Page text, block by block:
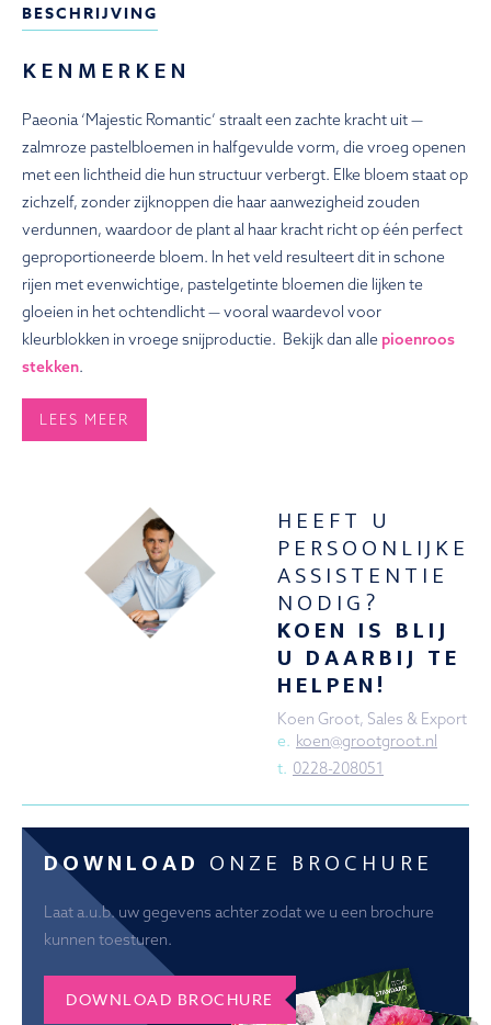
BESCHRIJVING
KENMERKEN
Paeonia ‘Majestic Romantic’ straalt een zachte kracht uit —
zalmroze pastelbloemen in halfgevulde vorm, die vroeg openen
met een lichtheid die hun structuur verbergt. Elke bloem staat op
zichzelf, zonder zijknoppen die haar aanwezigheid zouden
verdunnen, waardoor de plant al haar kracht richt op één perfect
geproportioneerde bloem. In het veld resulteert dit in schone
rijen met evenwichtige, pastelgetinte bloemen die lijken te
gloeien in het ochtendlicht — vooral waardevol voor
kleurblokken in vroege snijproductie. Bekijk dan alle pioenroos
stekken.
LEES MEER
HEEFT U
PERSOONLIJKE
ASSISTENTIE
NODIG?
KOEN IS BLIJ
U DAARBIJ TE
HELPEN!
Koen Groot, Sales & Export
e. koen@grootgroot.nl
t. 0228-208051
DOWNLOAD ONZE BROCHURE
Laat a.u.b. uw gegevens achter zodat we u een brochure
kunnen toesturen.
DOWNLOAD BROCHURE